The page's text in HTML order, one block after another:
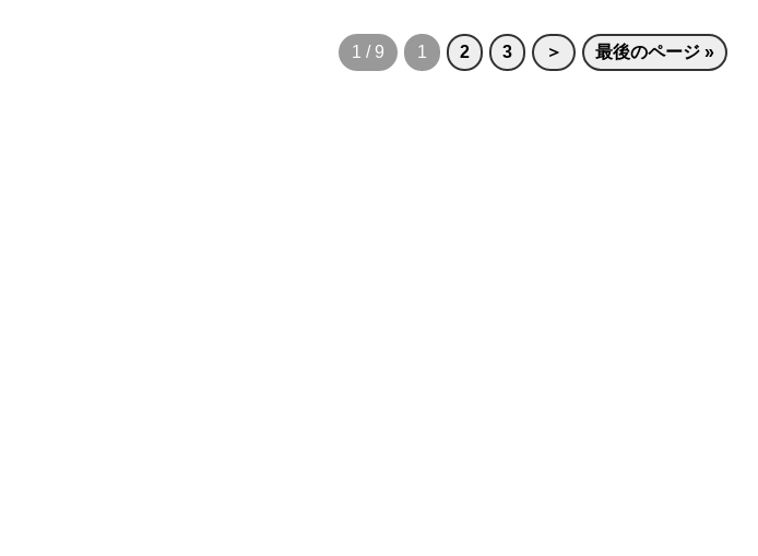
1 / 9 1 2 3 ＞ 最後のページ »